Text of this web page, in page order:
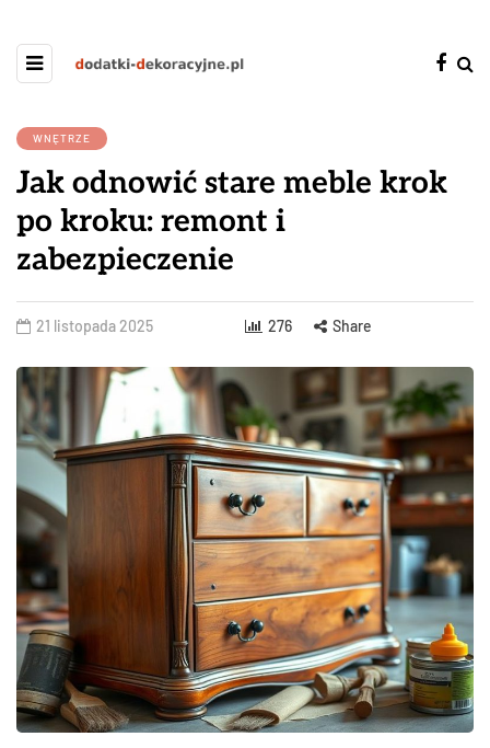
WNĘTRZE
Jak odnowić stare meble krok
po kroku: remont i
zabezpieczenie
21 listopada 2025 276 Share